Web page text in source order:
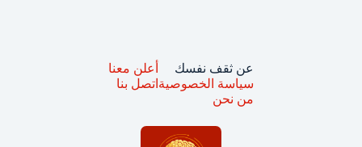
عن ثقف نفسك
سياسة الخصوصية
من نحن
أعلن معنا
اتصل بنا